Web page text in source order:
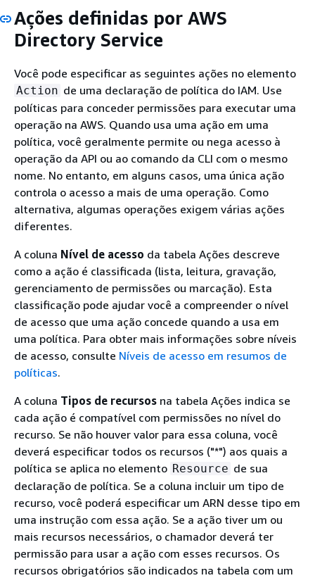
Ações definidas por AWS
Directory Service
Você pode especificar as seguintes ações no elemento
Action de uma declaração de política do IAM. Use
políticas para conceder permissões para executar uma
operação na AWS. Quando usa uma ação em uma
política, você geralmente permite ou nega acesso à
operação da API ou ao comando da CLI com o mesmo
nome. No entanto, em alguns casos, uma única ação
controla o acesso a mais de uma operação. Como
alternativa, algumas operações exigem várias ações
diferentes.
A coluna Nível de acesso da tabela Ações descreve
como a ação é classificada (lista, leitura, gravação,
gerenciamento de permissões ou marcação). Esta
classificação pode ajudar você a compreender o nível
de acesso que uma ação concede quando a usa em
uma política. Para obter mais informações sobre níveis
de acesso, consulte Níveis de acesso em resumos de
políticas.
A coluna Tipos de recursos na tabela Ações indica se
cada ação é compatível com permissões no nível do
recurso. Se não houver valor para essa coluna, você
deverá especificar todos os recursos ("*") aos quais a
política se aplica no elemento Resource de sua
declaração de política. Se a coluna incluir um tipo de
recurso, você poderá especificar um ARN desse tipo em
uma instrução com essa ação. Se a ação tiver um ou
mais recursos necessários, o chamador deverá ter
permissão para usar a ação com esses recursos. Os
recursos obrigatórios são indicados na tabela com um